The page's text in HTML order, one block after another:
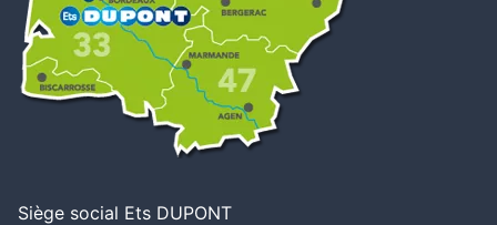
Siège social Ets DUPONT